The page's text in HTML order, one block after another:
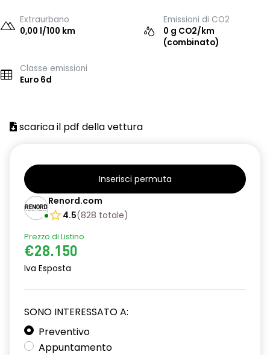
Extraurbano
0,00 l/100 km
Emissioni di CO2
0 g CO2/km
(combinato)
Classe emissioni
Euro 6d
scarica il pdf della vettura
Inserisci permuta
Renord.com
4.5(828 totale)
Prezzo di Listino
€28.150
Iva Esposta
SONO INTERESSATO A:
Preventivo
Appuntamento